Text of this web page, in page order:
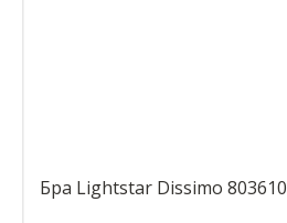
Бра Lightstar Dissimo 803610